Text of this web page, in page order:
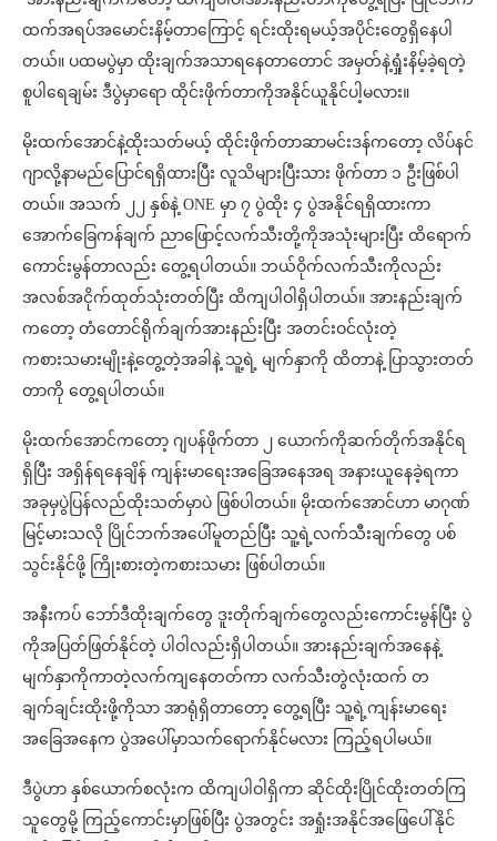
ထက်အရပ်အမောင်းနိမ့်တာကြောင့် ရင်းထိုးရမယ့်အပိုင်းတွေရှိနေပါ
တယ်။ ပထမပွဲမှာ ထိုးချက်အသာရနေတာတောင် အမှတ်နဲ့ရှုံးနိမ့်ခဲ့ရတဲ့
စူပါရေချမ်း ဒီပွဲမှာရော ထိုင်းဖိုက်တာကိုအနိုင်ယူနိုင်ပါ့မလား။
မိုးထက်အောင်နဲ့ထိုးသတ်မယ့် ထိုင်းဖိုက်တာဆာမင်းဒန်ကတော့ လိပ်နင်
ဂျာလို့နာမည်ပြောင်ရရှိထားပြီး လူသိများပြီးသား ဖိုက်တာ ၁ ဦးဖြစ်ပါ
တယ်။ အသက် ၂၂ နှစ်နဲ့ ONE မှာ ၇ ပွဲထိုး ၄ ပွဲအနိုင်ရရှိထားကာ
အောက်ခြေကန်ချက် ညာဖြောင့်လက်သီးတို့ကိုအသုံးများပြီး ထိရောက်
ကောင်းမွန်တာလည်း တွေ့ရပါတယ်။ ဘယ်ဝိုက်လက်သီးကိုလည်း
အလစ်အငိုက်ထုတ်သုံးတတ်ပြီး ထိကျပါဝါရှိပါတယ်။ အားနည်းချက်
ကတော့ တံတောင်ရိုက်ချက်အားနည်းပြီး အတင်းဝင်လုံးတဲ့
ကစားသမားမျိုးနဲ့တွေ့တဲ့အခါနဲ့ သူ့ရဲ့ မျက်နှာကို ထိတာနဲ့ ပြာသွားတတ်
တာကို တွေ့ရပါတယ်။
မိုးထက်အောင်ကတော့ ဂျပန်ဖိုက်တာ ၂ ယောက်ကိုဆက်တိုက်အနိုင်ရ
ရှိပြီး အရှိန်ရနေချိန် ကျန်းမာရေးအခြေအနေအရ အနားယူနေခဲ့ရကာ
အခုမှပွဲပြန်လည်ထိုးသတ်မှာပဲ ဖြစ်ပါတယ်။ မိုးထက်အောင်ဟာ မာဂုဏ်
မြင့်မားသလို ပြိုင်ဘက်အပေါ်မူတည်ပြီး သူ့ရဲ့လက်သီးချက်တွေ ပစ်
သွင်းနိုင်ဖို့ ကြိုးစားတဲ့ကစားသမား ဖြစ်ပါတယ်။
အနီးကပ် ဘော်ဒီထိုးချက်တွေ ဒူးတိုက်ချက်တွေလည်းကောင်းမွန်ပြီး ပွဲ
ကိုအပြတ်ဖြတ်နိုင်တဲ့ ပါဝါလည်းရှိပါတယ်။ အားနည်းချက်အနေနဲ့
မျက်နှာကိုကာတဲ့လက်ကျနေတတ်ကာ လက်သီးတွဲလုံးထက် တ
ချက်ချင်းထိုးဖို့ကိုသာ အာရုံရှိတာတော့ တွေ့ရပြီး သူ့ရဲ့ကျန်းမာရေး
အခြေအနေက ပွဲအပေါ်မှာသက်ရောက်နိုင်မလား ကြည့်ရပါမယ်။
ဒီပွဲဟာ နှစ်ယောက်စလုံးက ထိကျပါဝါရှိကာ ဆိုင်ထိုးပြိုင်ထိုးတတ်ကြ
သူတွေမို့ ကြည့်ကောင်းမှာဖြစ်ပြီး ပွဲအတွင်း အရှုံးအနိုင်အဖြေပေါ်နိုင်